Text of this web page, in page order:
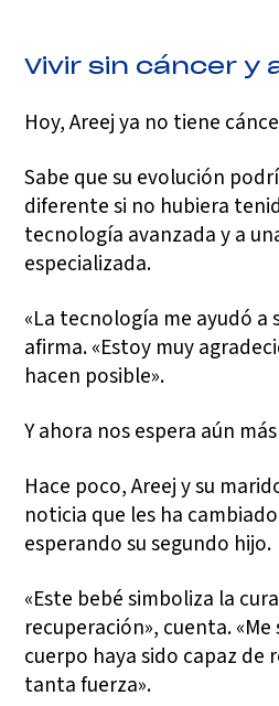
Vivir sin cáncer y
Hoy, Areej ya no tiene
Sabe que su evolución
diferente si no hubiera
tecnología avanzada y a
especializada.
«La tecnología me ayudó a
afirma. «Estoy muy
hacen posible».
Y ahora nos espera aún
Hace poco, Areej y su
noticia que les ha
esperando su segundo hijo.
«Este bebé simboliza la
recuperación», cuenta.
cuerpo haya sido capaz de
tanta fuerza».